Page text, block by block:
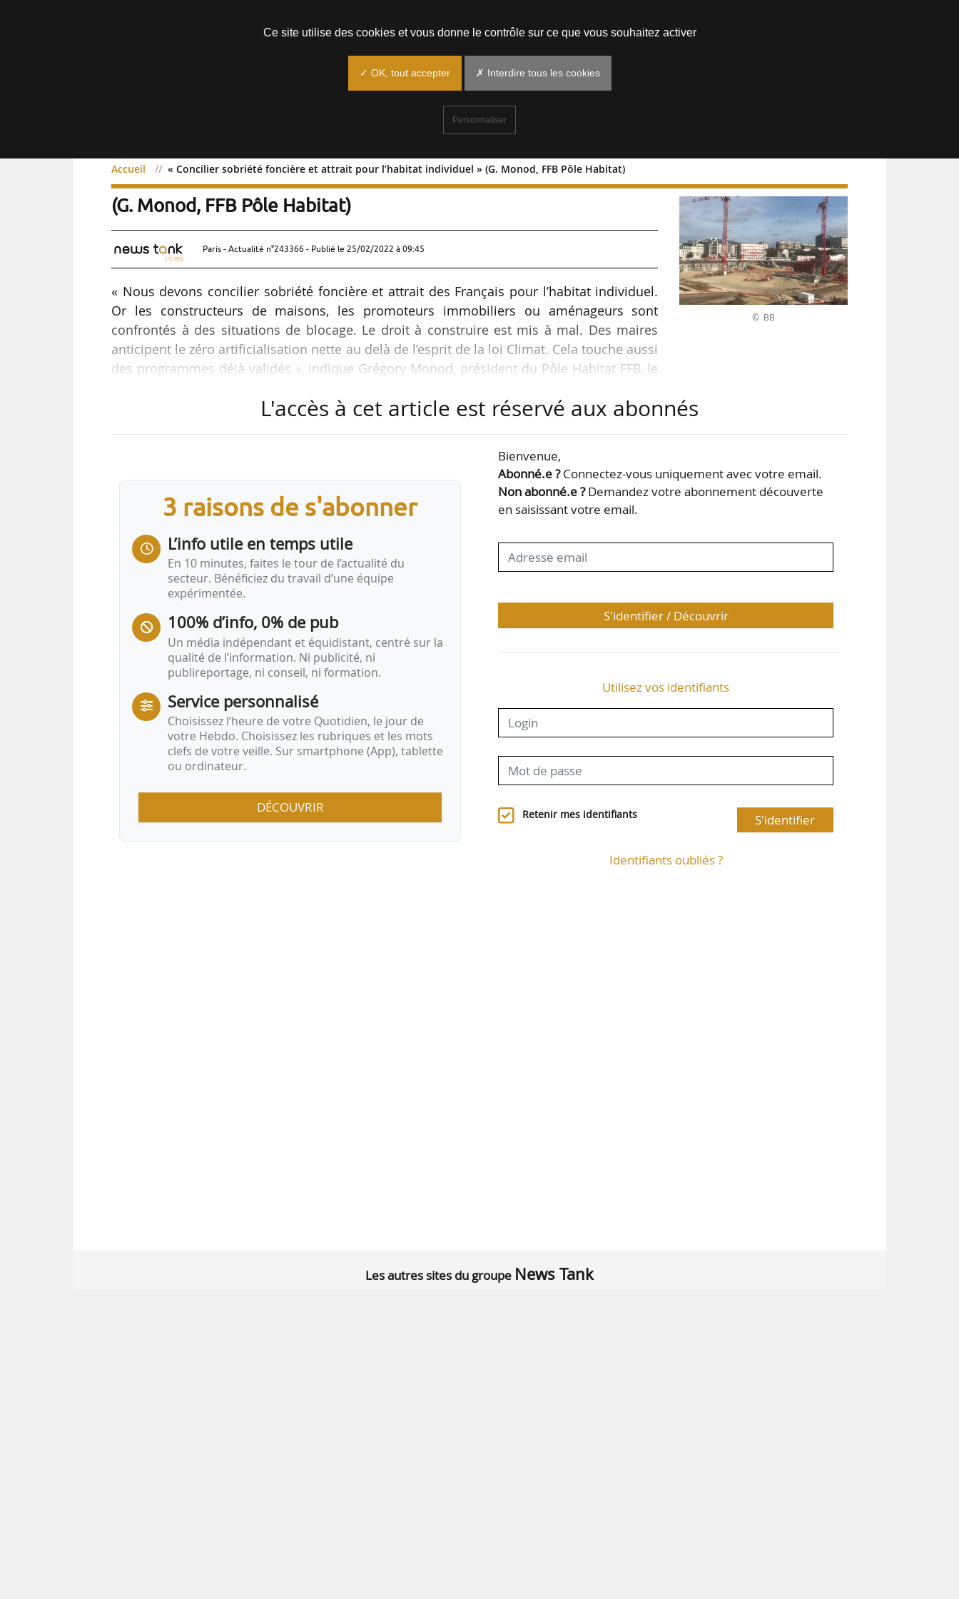
Accueil « Concilier sobriété foncière et attrait pour l’habitat individuel » (G. Monod, FFB Pôle Habitat)
« Concilier sobriété foncière et attrait pour l’habitat individuel »
(G. Monod, FFB Pôle Habitat)
Paris - Actualité n°243366 - Publié le 25/02/2022 à 09:45
« Nous devons concilier sobriété foncière et attrait des Français pour l’habitat individuel.
Or les constructeurs de maisons, les promoteurs immobiliers ou aménageurs sont
confrontés à des situations de blocage. Le droit à construire est mis à mal. Des maires
anticipent le zéro artificialisation nette au delà de l’esprit de la loi Climat. Cela touche aussi
des programmes déjà validés », indique Grégory Monod, président du Pôle Habitat FFB, le
logement neuf. « C’est pourquoi nous avons bien accueilli la circulaire du Premier
© BB
L'accès à cet article est réservé aux abonnés
3 raisons de s'abonner
L’info utile en temps utile
En 10 minutes, faites le tour de l’actualité du
secteur. Bénéficiez du travail d’une équipe
expérimentée.
100% d’info, 0% de pub
Un média indépendant et équidistant, centré sur la
qualité de l’information. Ni publicité, ni
publireportage, ni conseil, ni formation.
Service personnalisé
Choisissez l‘heure de votre Quotidien, le jour de
votre Hebdo. Choisissez les rubriques et les mots
clefs de votre veille. Sur smartphone (App), tablette
ou ordinateur.
DÉCOUVRIR
Bienvenue,
Abonné.e ?Connectez-vous uniquement avec votre email.
Non abonné.e ?Demandez votre abonnement découverte
en saisissant votre email.
S'identifier / Découvrir
Utilisez vos identifiants
Retenir mes identifiants S'identifier
Identifiants oubliés ?
Les autres sites du groupe News Tank
Ce site utilise des cookies et vous donne le contrôle sur ce que vous souhaitez activer
✓ OK, tout accepter ✗ Interdire tous les cookies
Personnaliser